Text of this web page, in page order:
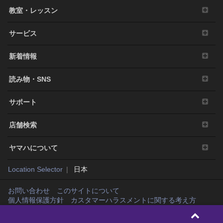
教室・レッスン
サービス
新着情報
読み物・SNS
サポート
店舗検索
ヤマハについて
Location Selector 日本
お問い合わせ
このサイトについて
個人情報保護方針
カスタマーハラスメントに関する考え方